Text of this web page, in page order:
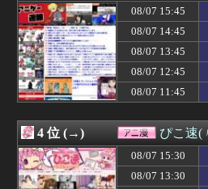
08/07 16:00
【ラブライブ
08/07 16:00
【動画】自動
08/07 16:00
森保監督「続
08/07 16:00
中居正広（無
08/07 16:00
【画像あり】
08/07 16:00
【ジャングリ
08/07 16:00
浦野芽良アナ
08/07 16:00
群馬・栃木←
08/07 16:00
【画像】国連
08/07 16:00
渡邊渚さん「
08/07 16:00
『あたしンち
08/07 16:00
韓国人「投票
08/07 15:45
08/07 14:45
08/07 13:45
08/07 12:45
08/07 11:45
4 位 (→) ぴこ速(
08/07 15:30
08/07 13:30